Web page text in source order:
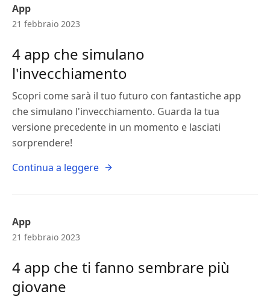
App
21 febbraio 2023
4 app che simulano
l'invecchiamento
Scopri come sarà il tuo futuro con fantastiche app
che simulano l'invecchiamento. Guarda la tua
versione precedente in un momento e lasciati
sorprendere!
Continua a leggere
App
21 febbraio 2023
4 app che ti fanno sembrare più
giovane